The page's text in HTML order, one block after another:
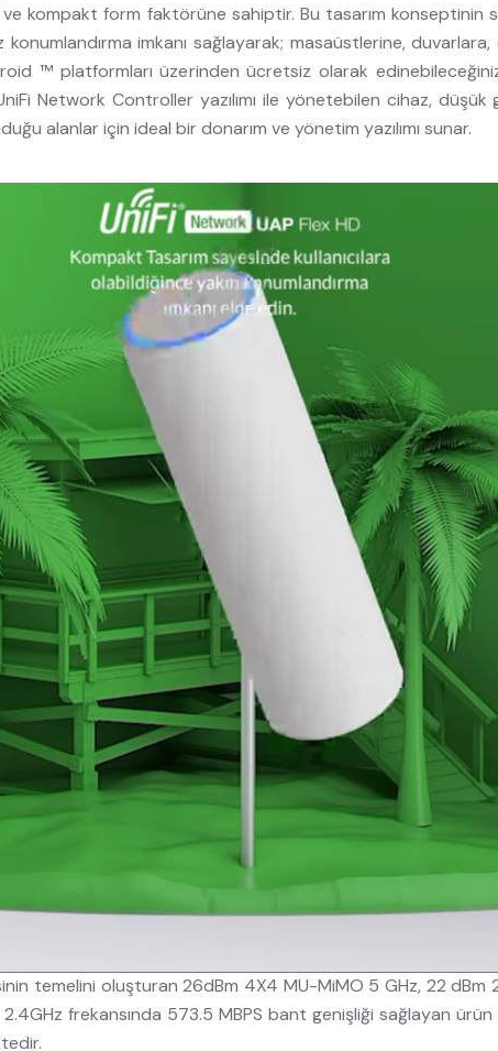
ve kompakt form faktörüne sahiptir. Bu tasarım konseptinin
konumlandırma imkanı sağlayarak; masaüstlerine,
™ platformları üzerinden ücretsiz olarak
Network Controller yazılımı ile yönetebilen cihaz,
alanlar için ideal bir donarım ve yönetim yazılımı sunar.
temelini oluşturan 26dBm 4X4 MU-MiMO 5 GHz, 22
frekansında 573.5 MBPS bant genişliği sağlayan